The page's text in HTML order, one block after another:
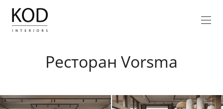
Ресторан Vorsma